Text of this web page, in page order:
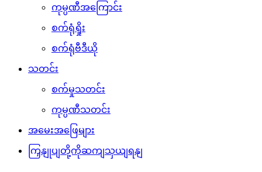
ကုမ္ပဏီအကြောင်း
စက်ရုံရှိုး
စက်ရုံဗီဒီယို
သတင်း
စက်မှုသတင်း
ကုမ္ပဏီသတင်း
အမေးအဖြေများ
ကြှနျုပျတို့ကိုဆကျသှယျရနျ